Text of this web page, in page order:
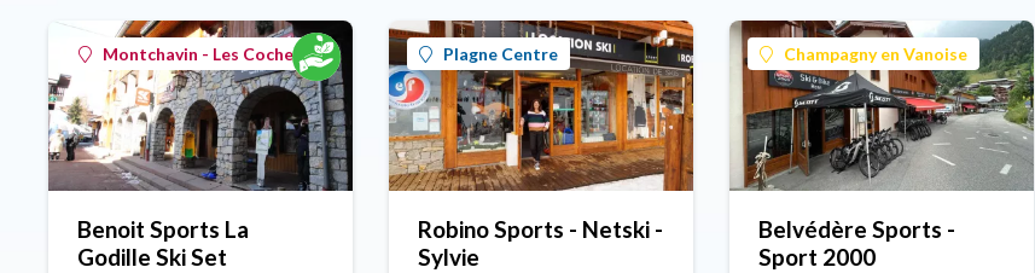
Montchavin - Les Coches
Benoit Sports La
Godille Ski Set
Plagne Centre
Robino Sports - Netski -
Sylvie
Champagny en Vanoise
Belvédère Sports -
Sport 2000